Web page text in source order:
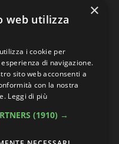
in sconto:
uno su quattro fa per te
×
web utilizza
i cookie per
di navigazione.
sito web acconsenti a
con la nostra
Leggi di più
(1910) →